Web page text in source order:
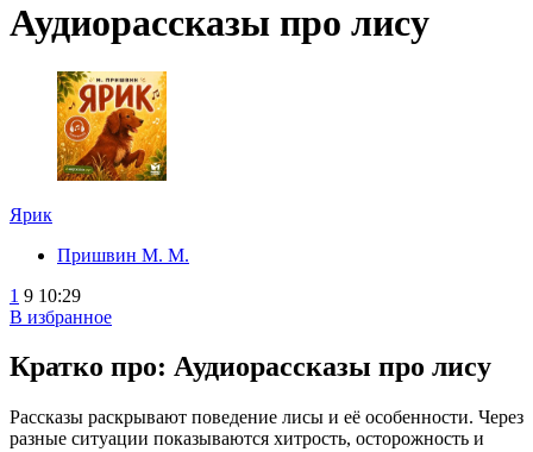
Аудиорассказы про лису
Ярик
Пришвин М. М.
1 9 10:29
В избранное
Кратко про: Аудиорассказы про лису
Рассказы раскрывают поведение лисы и её особенности. Через
разные ситуации показываются хитрость, осторожность и